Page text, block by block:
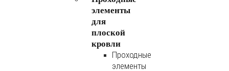
элементы
для
плоской
кровли
Проходные
элементы